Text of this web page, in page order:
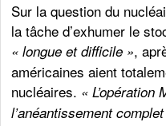
Sur la question du
la tâche d’exhumer le
« longue et difficile »,
américaines aient
nucléaires. « L’opération
l’anéantissement